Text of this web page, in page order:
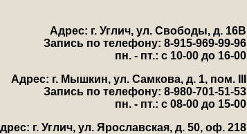
Адрес: г. Углич, ул. Свободы, д. 16В
Запись по телефону: 8-915-969-99-96
пн. - пт.: с 10-00 до 16-00
Адрес: г. Мышкин, ул. Самкова, д. 1, пом. III
Запись по телефону: 8-980-701-51-53
пн. - пт.: с 08-00 до 15-00
г. Углич, ул. Ярославская, д. 50, оф. 218